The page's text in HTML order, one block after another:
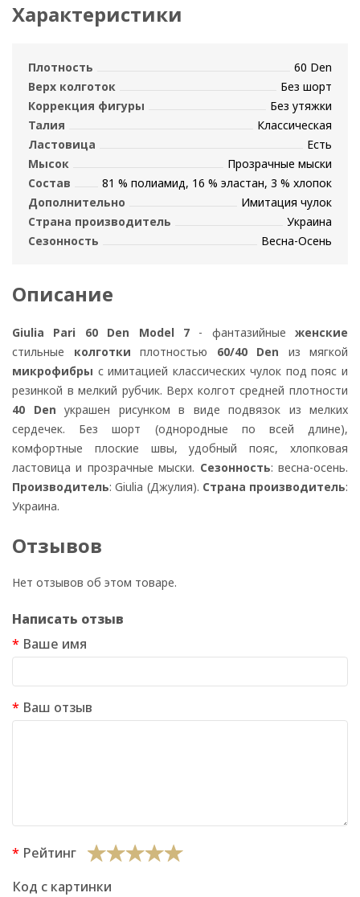
Характеристики
Плотность
60 Den
Верх колготок
Без шорт
Коррекция фигуры
Без утяжки
Талия
Классическая
Ластовица
Есть
Мысок
Прозрачные мыски
Состав
81 % полиамид, 16 % эластан, 3 % хлопок
Дополнительно
Имитация чулок
Страна производитель
Украина
Сезонность
Весна-Осень
Описание
Giulia Pari 60 Den Model 7- фантазийные женские
стильные колготки плотностью 60/40 Den из мягкой
микрофибры с имитацией классических чулок под пояс и
резинкой в мелкий рубчик. Верх колгот средней плотности
40 Den украшен рисунком в виде подвязок из мелких
сердечек. Без шорт (однородные по всей длине),
комфортные плоские швы, удобный пояс, хлопковая
ластовица и прозрачные мыски. Сезонность: весна-осень.
Производитель: Giulia (Джулия). Страна производитель:
Украина.
Отзывов
Нет отзывов об этом товаре.
Написать отзыв
Ваше имя
Ваш отзыв
Рейтинг
Код с картинки